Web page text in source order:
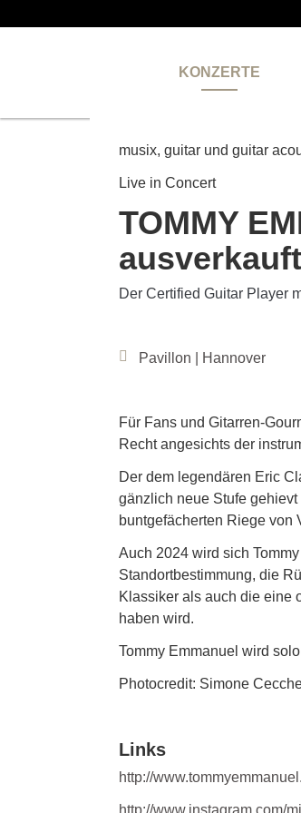
KONZERTE
AUSVERKAUFT
musix, guitar und guitar
Live in Concert
TOMMY
ausverkauft
Der Certified Guitar Player
Pavillon | Hannover
Für Fans und Gitarren-
Recht angesichts der
Der dem legendären Eric
gänzlich neue Stufe
buntgefächerten Riege von
Auch 2024 wird sich
Standortbestimmung, die
Klassiker als auch die eine
haben wird.
Tommy Emmanuel wird
Photocredit: Simone
Links
http://
http://www.instagram.com/